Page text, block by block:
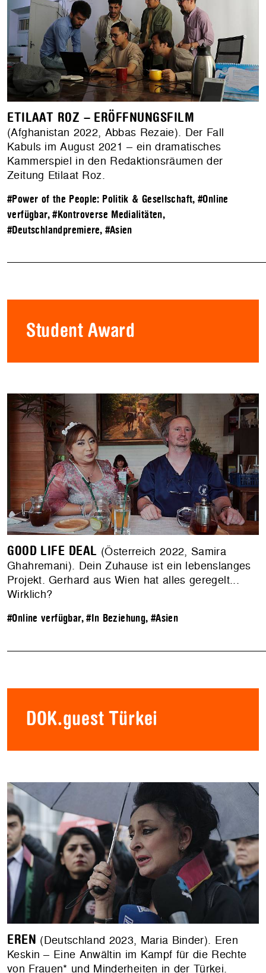
ETILAAT ROZ – ERÖFFNUNGSFILM
(Afghanistan 2022, Abbas Rezaie). Der Fall
Kabuls im August 2021 – ein dramatisches
Kammerspiel in den Redaktionsräumen der
Zeitung Etilaat Roz.
#Power of the People: Politik & Gesellschaft,#Online
verfügbar,#Kontroverse Medialitäten,
#Deutschlandpremiere, #Asien
Student Award
GOOD LIFE DEAL (Österreich 2022, Samira
Ghahremani). Dein Zuhause ist ein lebenslanges
Projekt. Gerhard aus Wien hat alles geregelt...
Wirklich?
#Online verfügbar,#In Beziehung, #Asien
DOK.guest Türkei
EREN (Deutschland 2023, Maria Binder). Eren
Keskin – Eine Anwältin im Kampf für die Rechte
von Frauen* und Minderheiten in der Türkei.